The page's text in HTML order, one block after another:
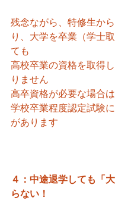
残念ながら、特修生か
り、大学を卒業（学士
ても
高校卒業の資格を取得
りません
高卒資格が必要な場合
学校卒業程度認定試験
があります
４：中途退学しても「
らない！